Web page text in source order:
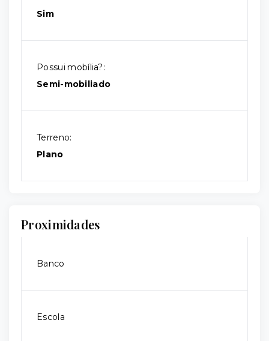
Sim
Possui mobília?:
Semi-mobiliado
Terreno:
Plano
Proximidades
Banco
Escola